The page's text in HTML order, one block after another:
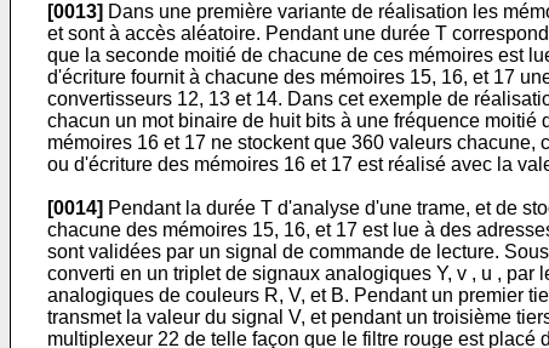
[0013] Dans une première variante de réalisation les
et sont à accès aléatoire. Pendant une durée T
que la seconde moitié de chacune de ces mémoires est
d'écriture fournit à chacune des mémoires 15, 16, et 17
convertisseurs 12, 13 et 14. Dans cet exemple de
chacun un mot binaire de huit bits à une fréquence
mémoires 16 et 17 ne stockent que 360 valeurs
ou d'écriture des mémoires 16 et 17 est réalisé avec la
[0014] Pendant la durée T d'analyse d'une trame, et de
chacune des mémoires 15, 16, et 17 est lue à des
sont validées par un signal de commande de lecture.
converti en un triplet de signaux analogiques Y, v , u ,
analogiques de couleurs R, V, et B. Pendant un premier
transmet la valeur du signal V, et pendant un troisième
multiplexeur 22 de telle façon que le filtre rouge est